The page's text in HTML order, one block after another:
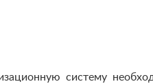
систему